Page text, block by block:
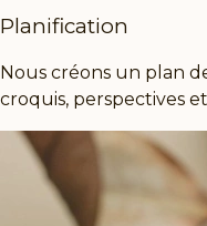
Planification
Nous créons un plan
croquis, perspectives